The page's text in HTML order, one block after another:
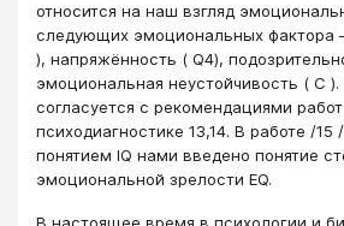
относится на наш взгляд
следующих эмоциональных фактора
), напряжённость ( Q4),
эмоциональная неустойчивость ( C
согласуется с рекомендациями
психодиагностике 13,14. В работе /15
понятием IQ нами введено понятие
эмоциональной зрелости EQ.